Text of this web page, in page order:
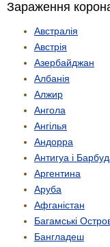
Зараження
Австралія
Австрія
Азербайджан
Албанія
Алжир
Ангола
Ангілья
Андорра
Антигуа і
Аргентина
Аруба
Афганістан
Багамські
Бангладеш